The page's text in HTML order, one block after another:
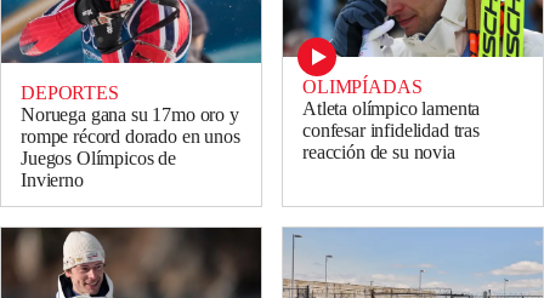
DEPORTES
Noruega gana su 17mo oro y
rompe récord dorado en unos
Juegos Olímpicos de
Invierno
OLIMPÍADAS
Atleta olímpico lamenta
confesar infidelidad tras
reacción de su novia